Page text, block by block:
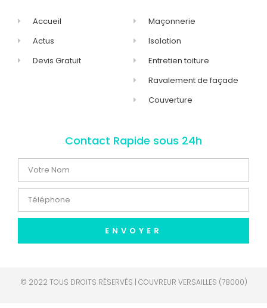
Accueil
Actus
Devis Gratuit
Maçonnerie
Isolation
Entretien toiture
Ravalement de façade
Couverture
Contact Rapide sous 24h
ENVOYER
© 2022 TOUS DROITS RÉSERVÉS | COUVREUR VERSAILLES (78000)